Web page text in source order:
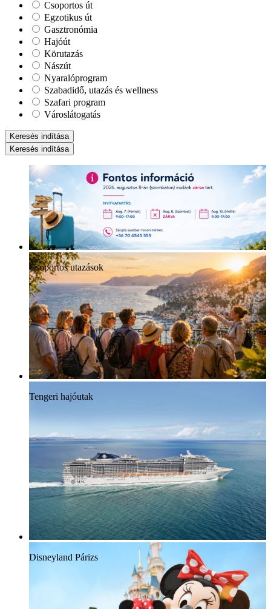
Csoportos út
Egzotikus út
Gasztronómia
Hajóút
Körutazás
Nászút
Nyaralóprogram
Szabadidő, utazás és wellness
Szafari program
Városlátogatás
Keresés indítása
Keresés indítása
Csoportos utazások
Tengeri hajóutak
Disneyland Párizs